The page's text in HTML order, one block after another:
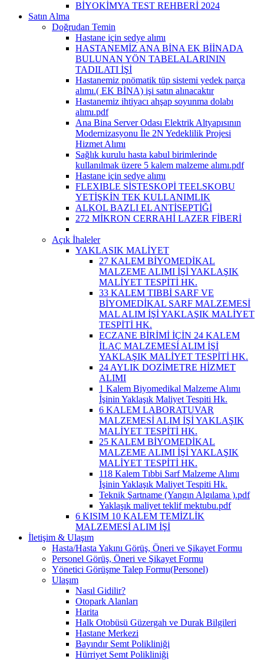
BİYOKİMYA TEST REHBERİ 2024
Satın Alma
Doğrudan Temin
Hastane için sedye alımı
HASTANEMİZ ANA BİNA EK BİİNADA
BULUNAN YÖN TABELALARININ
TADILATI İŞİ
Hastanemiz pnömatik tüp sistemi yedek parça
alımı.( EK BİNA) işi satın alınacaktır
Hastanemiz ihtiyacı ahşap soyunma dolabı
alımı.pdf
Ana Bina Server Odası Elektrik Altyapısının
Modernizasyonu İle 2N Yedeklilik Projesi
Hizmet Alımı
Sağlık kurulu hasta kabul birimlerinde
kullanılmak üzere 5 kalem malzeme alımı.pdf
Hastane için sedye alımı
FLEXIBLE SİSTESKOPİ TEELSKOBU
YETİŞKİN TEK KULLANIMLIK
ALKOL BAZLI EL ANTİSEPTİĞİ
272 MİKRON CERRAHİ LAZER FİBERİ
Açık İhaleler
YAKLASIK MALİYET
27 KALEM BİYOMEDİKAL
MALZEME ALIMI İŞİ YAKLAŞIK
MALİYET TESPİTİ HK.
33 KALEM TIBBİ SARF VE
BİYOMEDİKAL SARF MALZEMESİ
MAL ALIM İŞİ YAKLAŞIK MALİYET
TESPİTİ HK.
ECZANE BİRİMİ İÇİN 24 KALEM
İLAÇ MALZEMESİ ALIM İŞİ
YAKLAŞIK MALİYET TESPİTİ HK.
24 AYLIK DOZİMETRE HİZMET
ALIMI
1 Kalem Biyomedikal Malzeme Alımı
İşinin Yaklaşık Maliyet Tespiti Hk.
6 KALEM LABORATUVAR
MALZEMESİ ALIM İŞİ YAKLAŞIK
MALİYET TESPİTİ HK.
25 KALEM BİYOMEDİKAL
MALZEME ALIMI İŞİ YAKLAŞIK
MALİYET TESPİTİ HK.
118 Kalem Tıbbi Sarf Malzeme Alımı
İşinin Yaklaşık Maliyet Tespiti Hk.
Teknik Şartname (Yangın Algılama ).pdf
Yaklaşık maliyet teklif mektubu.pdf
6 KISIM 10 KALEM TEMİZLİK
MALZEMESİ ALIM İŞİ
İletişim & Ulaşım
Hasta/Hasta Yakını Görüş, Öneri ve Şikayet Formu
Personel Görüş, Öneri ve Şikayet Formu
Yönetici Görüşme Talep Formu(Personel)
Ulaşım
Nasıl Gidilir?
Otopark Alanları
Harita
Halk Otobüsü Güzergah ve Durak Bilgileri
Hastane Merkezi
Bayındır Semt Polikliniği
Hürriyet Semt Polikliniği